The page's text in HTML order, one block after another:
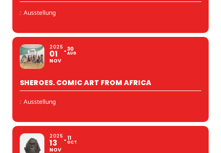
: Ausstellung
2025
01
NOV
30
AUG
SHEROES. COMIC ART FROM AFRICA
: Ausstellung
2025
13
NOV
11
OCT